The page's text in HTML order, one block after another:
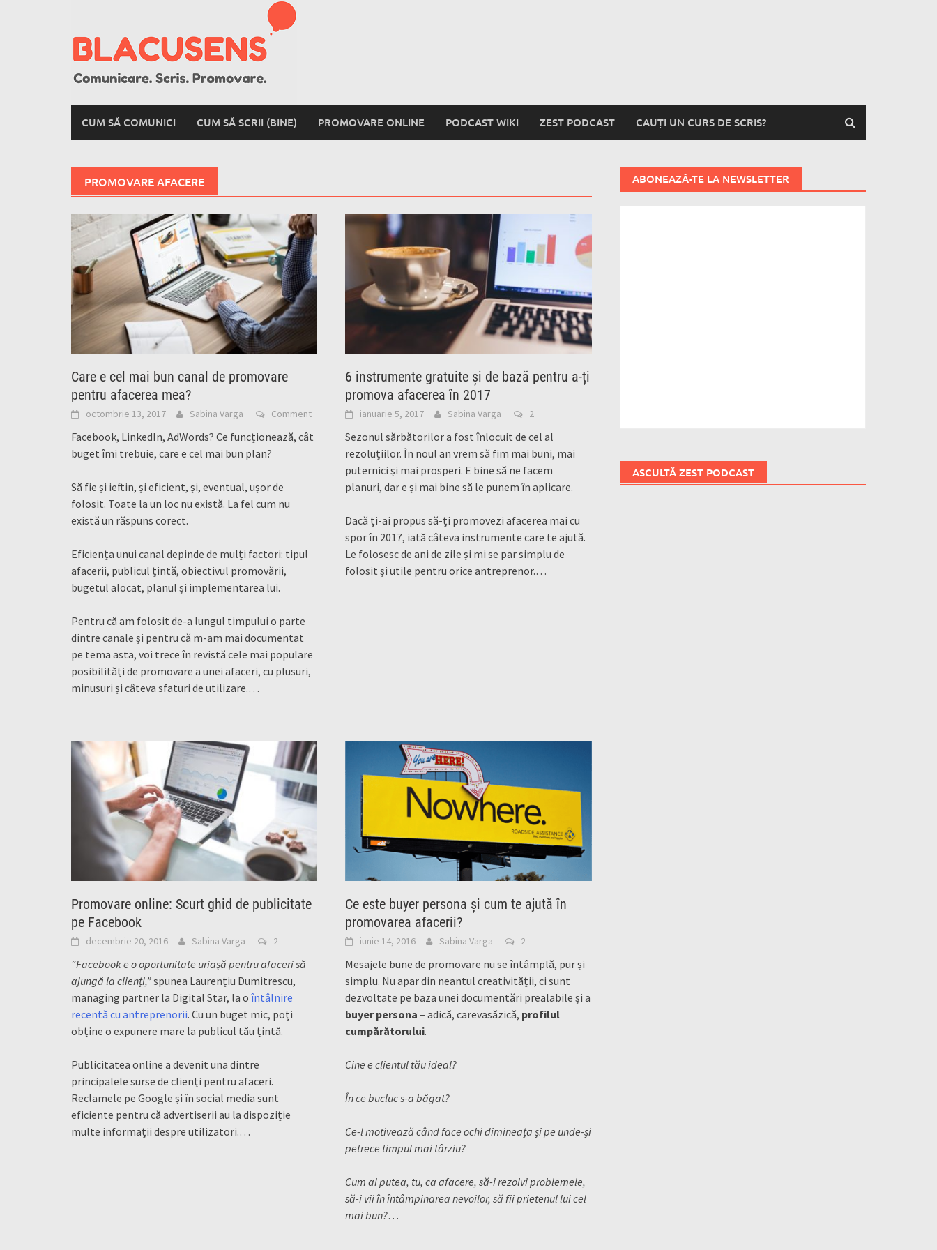
CUM SĂ COMUNICI CUM SĂ SCRII (BINE) PROMOVARE ONLINE PODCAST WIKI ZEST PODCAST CAUȚI UN CURS DE SCRIS?
PROMOVARE AFACERE
Care e cel mai bun canal de promovare
pentru afacerea mea?
octombrie 13, 2017 Sabina Varga Comment
Facebook, LinkedIn, AdWords? Ce funcționează, cât
buget îmi trebuie, care e cel mai bun plan?
Să fie și ieftin, și eficient, și, eventual, ușor de
folosit. Toate la un loc nu există. La fel cum nu
există un răspuns corect.
Eficiența unui canal depinde de mulți factori: tipul
afacerii, publicul țintă, obiectivul promovării,
bugetul alocat, planul și implementarea lui.
Pentru că am folosit de-a lungul timpului o parte
dintre canale și pentru că m-am mai documentat
pe tema asta, voi trece în revistă cele mai populare
posibilități de promovare a unei afaceri, cu plusuri,
minusuri și câteva sfaturi de utilizare.…
6 instrumente gratuite și de bază pentru a-ți
promova afacerea în 2017
ianuarie 5, 2017 Sabina Varga 2
Sezonul sărbătorilor a fost înlocuit de cel al
rezoluțiilor. În noul an vrem să fim mai buni, mai
puternici și mai prosperi. E bine să ne facem
planuri, dar e și mai bine să le punem în aplicare.
Dacă ți-ai propus să-ți promovezi afacerea mai cu
spor în 2017, iată câteva instrumente care te ajută.
Le folosesc de ani de zile și mi se par simplu de
folosit și utile pentru orice antreprenor.…
Promovare online: Scurt ghid de publicitate
pe Facebook
decembrie 20, 2016 Sabina Varga 2
“Facebook e o oportunitate uriașă pentru afaceri să
ajungă la clienți,”spunea Laurențiu Dumitrescu,
managing partner la Digital Star, la o întâlnire
recentă cu antreprenorii. Cu un buget mic, poți
obține o expunere mare la publicul tău țintă.
Publicitatea online a devenit una dintre
principalele surse de clienți pentru afaceri.
Reclamele pe Google și în social media sunt
eficiente pentru că advertiserii au la dispoziție
multe informații despre utilizatori.…
Ce este buyer persona și cum te ajută în
promovarea afacerii?
iunie 14, 2016 Sabina Varga 2
Mesajele bune de promovare nu se întâmplă, pur și
simplu. Nu apar din neantul creativității, ci sunt
dezvoltate pe baza unei documentări prealabile și a
buyer persona – adică, carevasăzică, profilul
cumpărătorului.
Cine e clientul tău ideal?
În ce bucluc s-a băgat?
Ce-l motivează când face ochi dimineața și pe unde-și
petrece timpul mai târziu?
Cum ai putea, tu, ca afacere, să-i rezolvi problemele,
să-i vii în întâmpinarea nevoilor, să fii prietenul lui cel
mai bun?…
ABONEAZĂ-TE LA NEWSLETTER
ASCULTĂ ZEST PODCAST